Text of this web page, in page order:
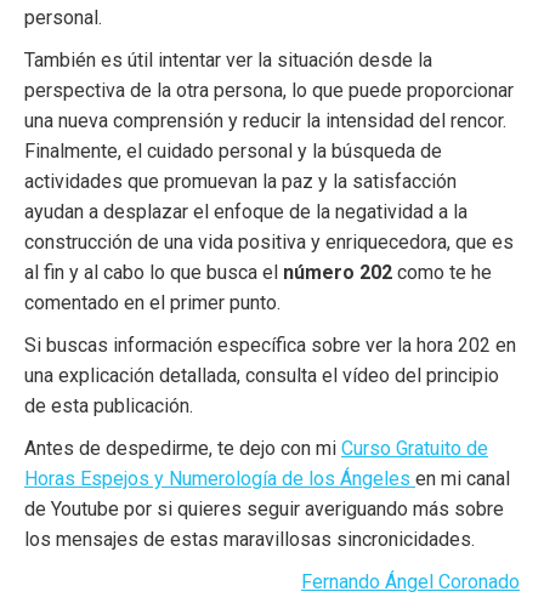
personal.
También es útil intentar ver la situación desde la
perspectiva de la otra persona, lo que puede proporcionar
una nueva comprensión y reducir la intensidad del rencor.
Finalmente, el cuidado personal y la búsqueda de
actividades que promuevan la paz y la satisfacción
ayudan a desplazar el enfoque de la negatividad a la
construcción de una vida positiva y enriquecedora, que es
al fin y al cabo lo que busca el número 202 como te he
comentado en el primer punto.
Si buscas información específica sobre ver la hora 202 en
una explicación detallada, consulta el vídeo del principio
de esta publicación.
Antes de despedirme, te dejo con mi Curso Gratuito de
Horas Espejos y Numerología de los Ángeles en mi canal
de Youtube por si quieres seguir averiguando más sobre
los mensajes de estas maravillosas sincronicidades.
Fernando Ángel Coronado